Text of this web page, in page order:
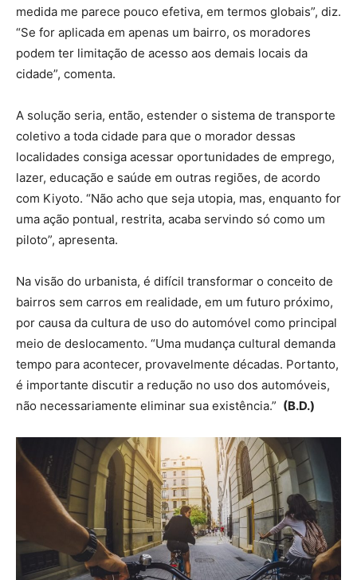
medida me parece pouco efetiva, em termos globais”, diz.
“Se for aplicada em apenas um bairro, os moradores
podem ter limitação de acesso aos demais locais da
cidade”, comenta.
A solução seria, então, estender o sistema de transporte
coletivo a toda cidade para que o morador dessas
localidades consiga acessar oportunidades de emprego,
lazer, educação e saúde em outras regiões, de acordo
com Kiyoto. “Não acho que seja utopia, mas, enquanto for
uma ação pontual, restrita, acaba servindo só como um
piloto”, apresenta.
Na visão do urbanista, é difícil transformar o conceito de
bairros sem carros em realidade, em um futuro próximo,
por causa da cultura de uso do automóvel como principal
meio de deslocamento. “Uma mudança cultural demanda
tempo para acontecer, provavelmente décadas. Portanto,
é importante discutir a redução no uso dos automóveis,
não necessariamente eliminar sua existência.” (B.D.)